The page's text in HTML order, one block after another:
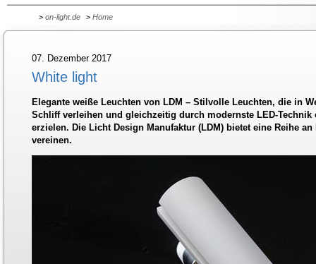
> on-light.de > Home
07. Dezember 2017
White light
Elegante weiße Leuchten von LDM – Stilvolle Leuchten, die in
Schliff verleihen und gleichzeitig durch modernste LED-Technik
erzielen. Die Licht Design Manufaktur (LDM) bietet eine Reihe
vereinen.